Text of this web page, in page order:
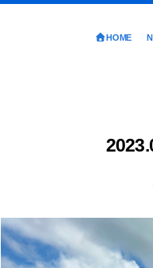
HOME